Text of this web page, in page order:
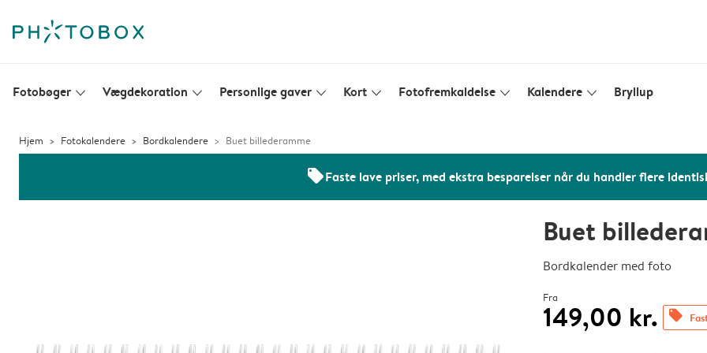
Fotobøger slim_arrow_down Vægdekoration slim_arrow_down Personlige gaver slim_arrow_down Kort slim_arrow_down Fotofremkaldelse slim_arrow_down Kalendere slim_arrow_down Bryllup
Hjem Fotokalendere Bordkalendere Buet billederamme
offersFaste lave priser, med ekstra besparelser når du handler flere
Buet
Bordkalender med foto
Fra
149,00 kr. offers